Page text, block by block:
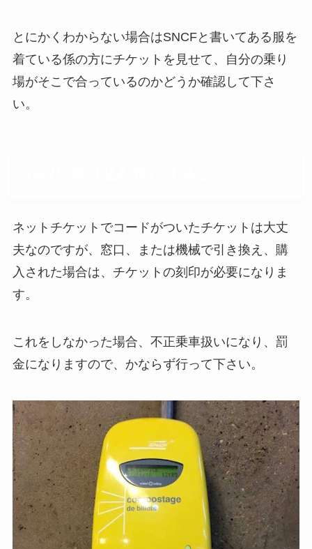
とにかくわからない場合はSNCFと書いてある服を
着ている係の方にチケットを見せて、自分の乗り
場がそこで合っているのかどうか確認して下さ
い。
ネットチケットでコードがついたチケットは大丈
夫なのですが、窓口、または機械で引き換え、購
入された場合は、チケットの刻印が必要になりま
す。
これをしなかった場合、不正乗車扱いになり、罰
金になりますので、かならず行って下さい。